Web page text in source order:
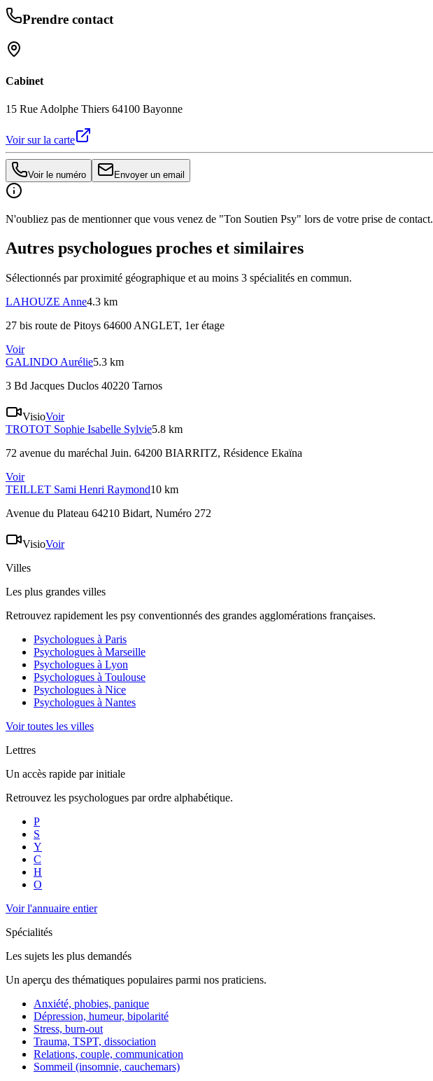
Prendre contact
Cabinet
15 Rue Adolphe Thiers 64100 Bayonne
Voir sur la carte
Voir le numéro Envoyer un email
N'oubliez pas de mentionner que vous venez de "Ton Soutien Psy" lors de votre prise de contact.
Autres psychologues proches et similaires
Sélectionnés par proximité géographique et au moins 3 spécialités en commun.
LAHOUZE Anne4.3 km
27 bis route de Pitoys 64600 ANGLET, 1er étage
Voir
GALINDO Aurélie5.3 km
3 Bd Jacques Duclos 40220 Tarnos
VisioVoir
TROTOT Sophie Isabelle Sylvie5.8 km
72 avenue du maréchal Juin. 64200 BIARRITZ, Résidence Ekaïna
Voir
TEILLET Sami Henri Raymond10 km
Avenue du Plateau 64210 Bidart, Numéro 272
VisioVoir
Villes
Les plus grandes villes
Retrouvez rapidement les psy conventionnés des grandes agglomérations françaises.
Psychologues à Paris
Psychologues à Marseille
Psychologues à Lyon
Psychologues à Toulouse
Psychologues à Nice
Psychologues à Nantes
Voir toutes les villes
Lettres
Un accès rapide par initiale
Retrouvez les psychologues par ordre alphabétique.
P
S
Y
C
H
O
Voir l'annuaire entier
Spécialités
Les sujets les plus demandés
Un aperçu des thématiques populaires parmi nos praticiens.
Anxiété, phobies, panique
Dépression, humeur, bipolarité
Stress, burn-out
Trauma, TSPT, dissociation
Relations, couple, communication
Sommeil (insomnie, cauchemars)